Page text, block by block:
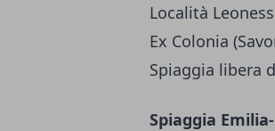
Località
Ex Colonia
Spiaggia libera
Spiaggia